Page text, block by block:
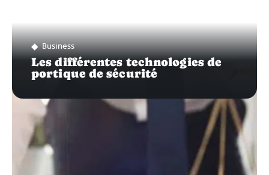
Business
Les différentes technologies de
portique de sécurité